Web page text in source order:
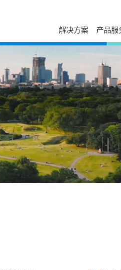
解决方案 产品服
新闻列表
活动讯息
视频专区
出版刊物
新闻联络
务
漏洞管理政策
自助服务
下载中心
故障码查
在线报修
在线选型
防伪查询
停产替代
授权渠道
申请成为
联系我
分支机构
发展历程与企业文化
经营团队
事业范畴
全球营运
研发与创新
国家认可实验室
大事纪
可持续发展
相关连结
供货商自荐
走进台达
校园招聘
加入我们
荣誉奖项